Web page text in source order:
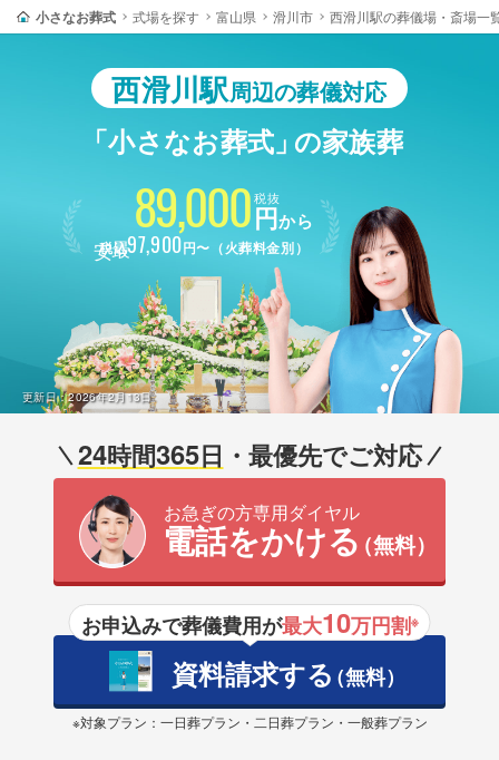
小さなお葬式 式場を探す 富山県 滑川市 西滑川駅の葬儀場・斎場一
西滑川駅周辺の葬儀対応
「小さなお葬式」の家族葬
更新日：2026年2月13日
89,000 税抜
円から
税込97,900円〜（火葬料金別）
24時間365日 ・最優先でご対応
お急ぎの方専用ダイヤル
電話をかける（無料）
お申込みで葬儀費用が最大10万円割※
資料請求する（無料）
※対象プラン：一日葬プラン・二日葬プラン・一般葬プラン